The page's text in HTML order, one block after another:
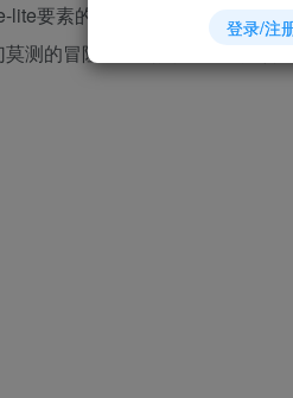
要素的闯关乐趣。游戏通过随
测的冒险中不断突破自我，尽情
登录/注